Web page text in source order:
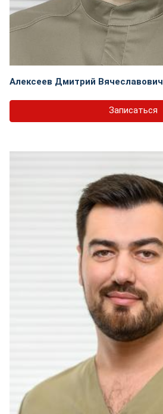
Алексеев Дмитрий Вячеславович
Записаться